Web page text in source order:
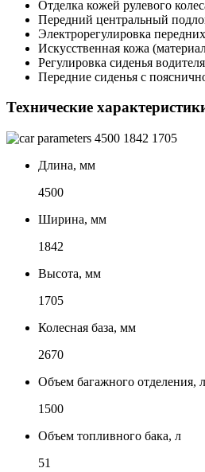
Отделка кожей рулевого
Передний центральный
Электрорегулировка
Искусственная кожа
Регулировка сиденья
Передние сиденья с
Технические
4500 1842 1705
Длина, мм
4500
Ширина, мм
1842
Высота, мм
1705
Колесная база, мм
2670
Объем багажного отделения, л
1500
Объем топливного бака, л
51